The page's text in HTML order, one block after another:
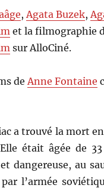
, Agata Buzek,
et la filmographie
sur AlloCiné.
de Anne Fontaine
a trouvé la mort
était âgée de
dangereuse, au
l’armée